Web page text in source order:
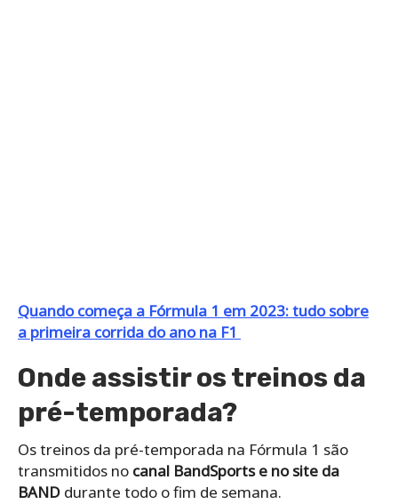
Quando começa a Fórmula 1 em 2023: tudo sobre
a primeira corrida do ano na F1
Onde assistir os treinos da
pré-temporada?
Os treinos da pré-temporada na Fórmula 1 são
transmitidos no canal BandSports e no site da
BAND durante todo o fim de semana.